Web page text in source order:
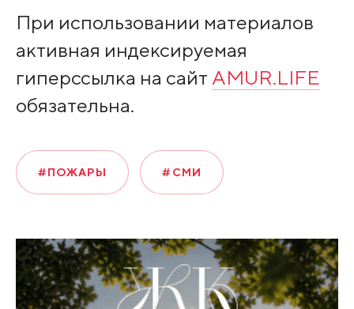
При использовании материалов
активная индексируемая
гиперссылка на сайт AMUR.LIFE
обязательна.
#ПОЖАРЫ #СМИ